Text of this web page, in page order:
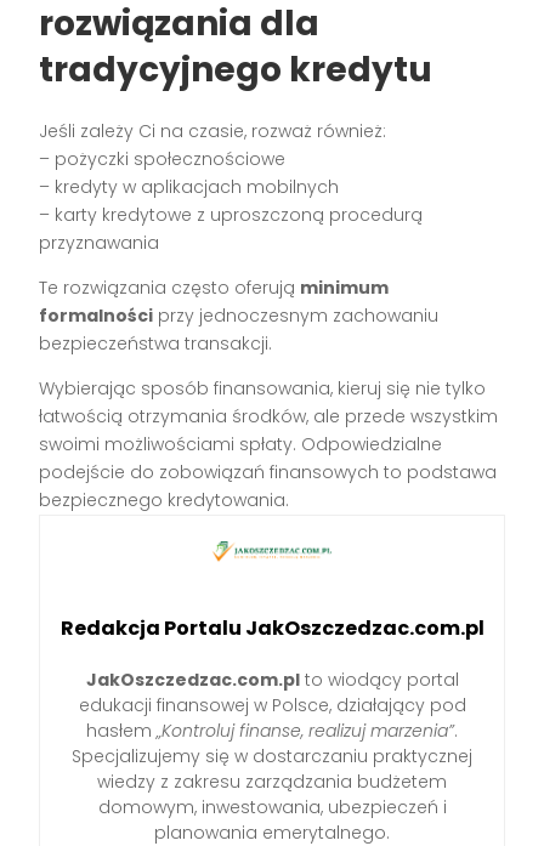
rozwiązania dla
tradycyjnego kredytu
Jeśli zależy Ci na czasie, rozważ również:
– pożyczki społecznościowe
– kredyty w aplikacjach mobilnych
– karty kredytowe z uproszczoną procedurą
przyznawania
Te rozwiązania często oferują minimum
formalności przy jednoczesnym zachowaniu
bezpieczeństwa transakcji.
Wybierając sposób finansowania, kieruj się nie tylko
łatwością otrzymania środków, ale przede wszystkim
swoimi możliwościami spłaty. Odpowiedzialne
podejście do zobowiązań finansowych to podstawa
bezpiecznego kredytowania.
Redakcja Portalu JakOszczedzac.com.pl
JakOszczedzac.com.plto wiodący portal
edukacji finansowej w Polsce, działający pod
hasłem „Kontroluj finanse, realizuj marzenia”.
Specjalizujemy się w dostarczaniu praktycznej
wiedzy z zakresu zarządzania budżetem
domowym, inwestowania, ubezpieczeń i
planowania emerytalnego.